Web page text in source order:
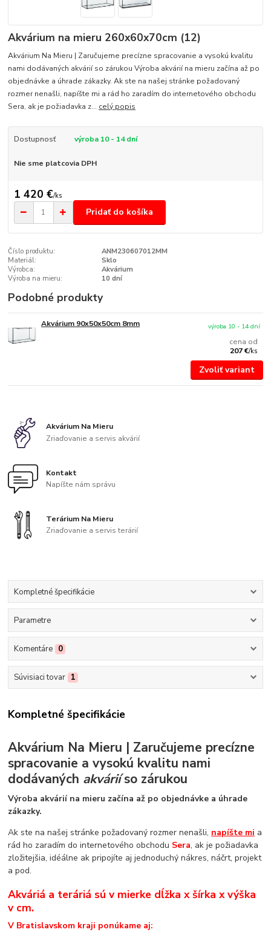
Akvárium na mieru 260x60x70cm (12)
Akvárium Na Mieru | Zaručujeme precízne spracovanie a vysokú kvalitu
nami dodávaných akvárií so zárukou Výroba akvárií na mieru začína až po
objednávke a úhrade zákazky. Ak ste na našej stránke požadovaný
rozmer nenašli, napíšte mi a rád ho zaradím do internetového obchodu
Sera, ak je požiadavka z... celý popis
Dostupnosť výroba 10 - 14 dní
Nie sme platcovia DPH
1 420 €/ks
Pridať do košíka
Číslo produktu:
ANM230607012MM
Materiál:
Sklo
Výrobca:
Akvárium
Výroba na mieru:
10 dní
Podobné produkty
Akvárium 90x50x50cm 8mm
cena od
207 €/ks
výroba 10 - 14 dní
Zvoliť variant
Akvárium Na Mieru
Zriaďovanie a servis akvárií
Kontakt
Napíšte nám správu
Terárium Na Mieru
Zriaďovanie a servis terárií
Kompletné špecifikácie
Parametre
Komentáre 0
Súvisiaci tovar 1
Kompletné špecifikácie
Akvárium Na Mieru | Zaručujeme precízne
spracovanie a vysokú kvalitu nami
dodávaných akváriíso zárukou
Výroba akvárií na mieru začína až po objednávke a úhrade
zákazky.
Ak ste na našej stránke požadovaný rozmer nenašli, napíšte mi a
rád ho zaradím do internetového obchodu Sera, ak je požiadavka
zložitejšia, idéálne ak pripojíte aj jednoduchý nákres, náčrt, projekt
a pod.
Akváriá a teráriá sú v mierke dĺžka x šírka x výška
v cm.
V Bratislavskom kraji ponúkame aj: